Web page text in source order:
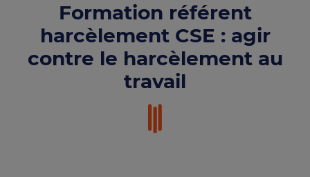
Formation référent
harcèlement CSE : agir
contre le harcèlement au
travail